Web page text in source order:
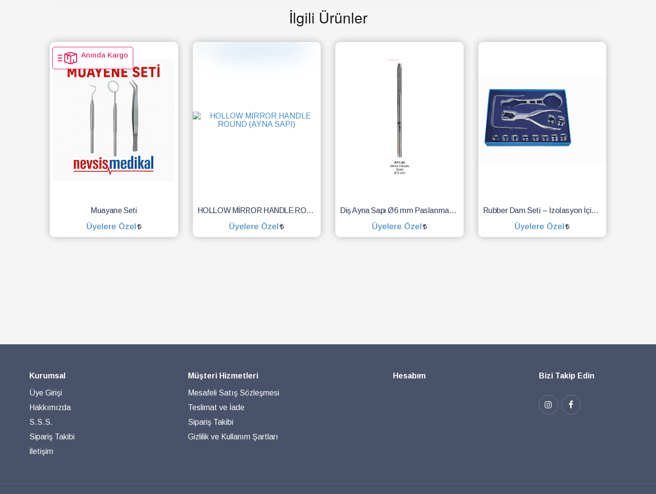
İlgili Ürünler
Anında Kargo
Muayane Seti
Üyelere Özel
HOLLOW MİRROR HANDLE ROUND (AYNA SAPI)
Üyelere Özel
Diş Ayna Sapı Ø6 mm Paslanmaz Çelik Dental Mirror Handle (RT1-63) – Ergonomik ve Dayanıklı
Üyelere Özel
Rubber Dam Seti – İzolasyon İçin Profesyonel Dental Rubber Dam Aletleri Seti | Paslanmaz Çelik
Üyelere Özel
Kurumsal
Üye Girişi
Hakkımızda
S.S.S.
Sipariş Takibi
İletişim
Müşteri Hizmetleri
Mesafeli Satış Sözleşmesi
Teslimat ve İade
Sipariş Takibi
Gizlilik ve Kullanım Şartları
Hesabım Bizi Takip Edin